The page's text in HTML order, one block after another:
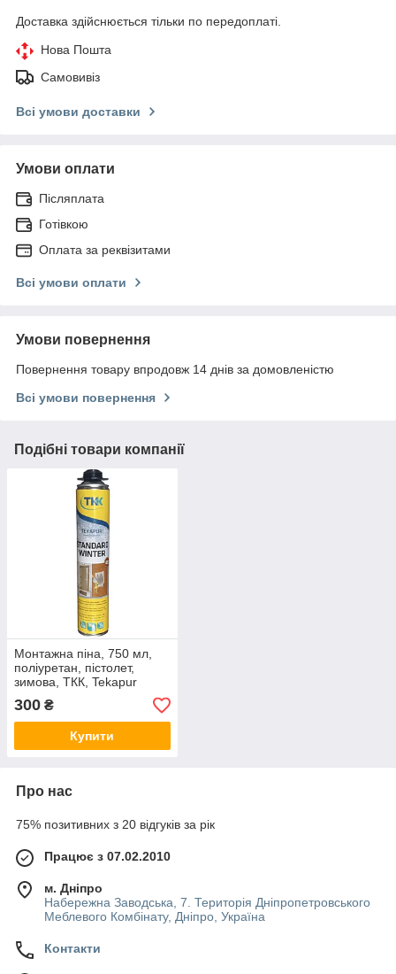
Доставка здійснюється тільки по передоплаті.
Нова Пошта
Самовивіз
Всі умови доставки
Умови оплати
Післяплата
Готівкою
Оплата за реквізитами
Всі умови оплати
Умови повернення
Повернення товару впродовж 14 днів за домовленістю
Всі умови повернення
Подібні товари компанії
Монтажна піна, 750 мл,
поліуретан, пістолет,
зимова, ТКК, Tekapur
Standard Winter -10 °C
300 ₴
Купити
Про нас
75% позитивних з 20 відгуків за рік
Працює з 07.02.2010
м. Дніпро
Набережна Заводська, 7. Територія Дніпропетровського
Меблевого Комбінату, Дніпро, Україна
Контакти